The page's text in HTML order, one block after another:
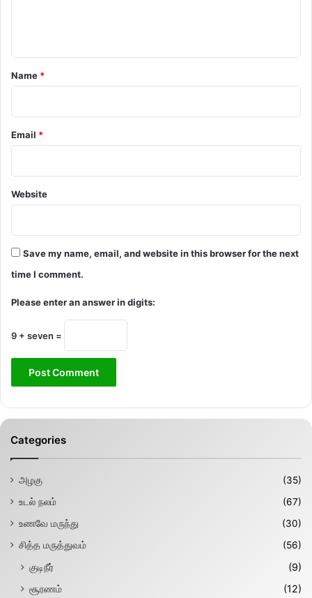
*
Name *
Email *
Website
Save my name, email, and website in this browser for the next
time I comment.
Please enter an answer in digits:
9 + seven =
Categories
அழகு
(35)
உடல் நலம்
(67)
உணவே மருந்து
(30)
சித்த மருத்துவம்
(56)
குடிநீர்
(9)
சூரணம்
(12)